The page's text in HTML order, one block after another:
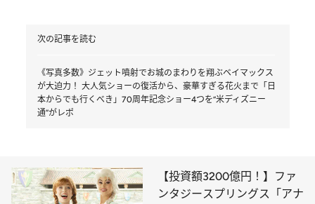
次の記事を読む
《写真多数》ジェット噴射でお城のまわりを翔ぶベイマックス
が大迫力！ 大人気ショーの復活から、豪華すぎる花火まで「日
本からでも行くべき」70周年記念ショー4つを“米ディズニー
通”がレポ
【投資額3200億円！】ファ
ンタジースプリングス「アナ